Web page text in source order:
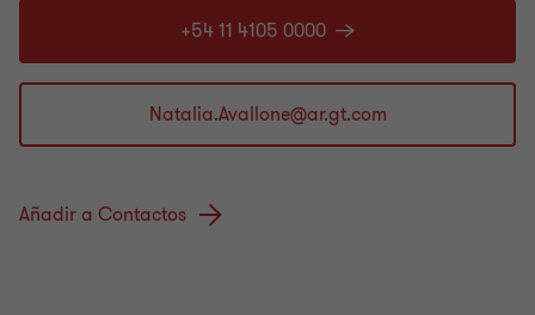
+54 11 4105 0000
Añadir a Contactos